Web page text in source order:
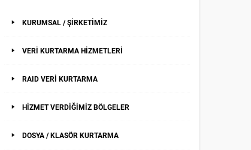
KURUMSAL / ŞİRKETİMİZ
VERİ KURTARMA HİZMETLERİ
RAID VERİ KURTARMA
HİZMET VERDİĞİMİZ BÖLGELER
DOSYA / KLASÖR KURTARMA